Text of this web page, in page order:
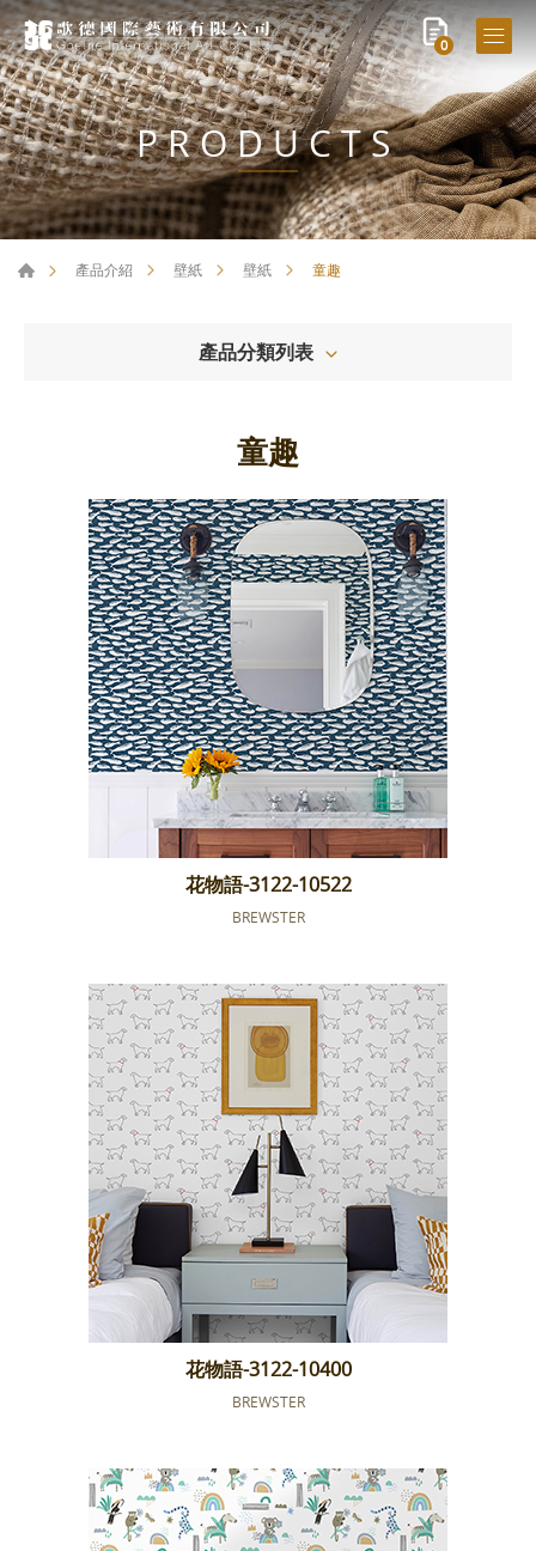
0
PRODUCTS
產品介紹 壁紙 壁紙 童趣
產品分類列表
童趣
花物語-3122-10522
BREWSTER
花物語-3122-10400
BREWSTER